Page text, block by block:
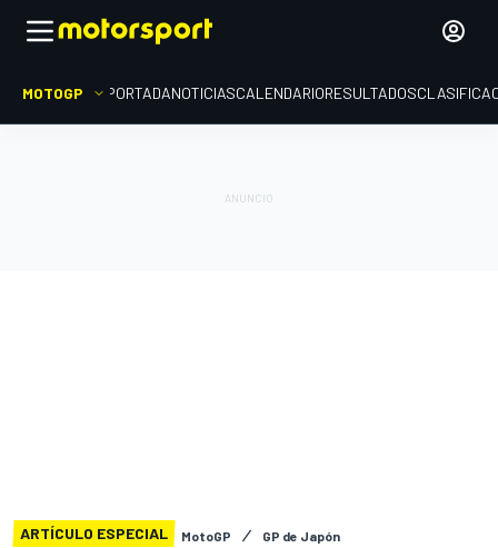
MOTOGP PORTADANOTICIASCALENDARIORESULTADOS
ARTÍCULO ESPECIAL MotoGP GP de Japón